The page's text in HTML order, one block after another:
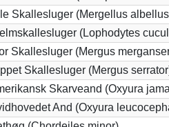
Skallesluger (Mergellus
(Lophodytes
Skallesluger (Mergus
Skallesluger (Mergus
Skarveand (Oxyura
And (Oxyura